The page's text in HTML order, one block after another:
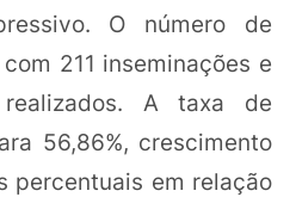
O número de
211 inseminações e
A taxa de
56,86%, crescimento
percentuais em relação